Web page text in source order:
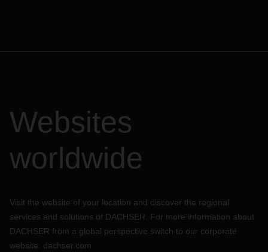
Websites
worldwide
Visit the website of your location and discover the regional
services and solutions of DACHSER. For more information about
DACHSER from a global perspective switch to our corporate
website: dachser.com